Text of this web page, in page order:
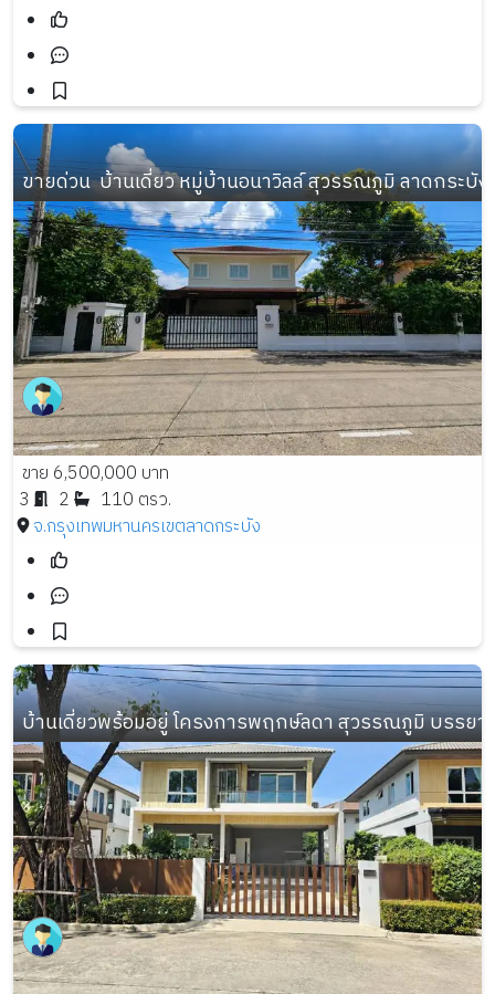
ขายด่วน  บ้านเดี่ยว หมู่บ้านอนาวิลล์ สุวรรณภูมิ ลาดกระบั
ขาย 6,500,000 บาท
3
2
110 ตรว.
จ.กรุงเทพมหานครเขตลาดกระบัง
บ้านเดี่ยวพร้อมอยู่ โครงการพฤกษ์ลดา สุวรรณภูมิ บรรยา